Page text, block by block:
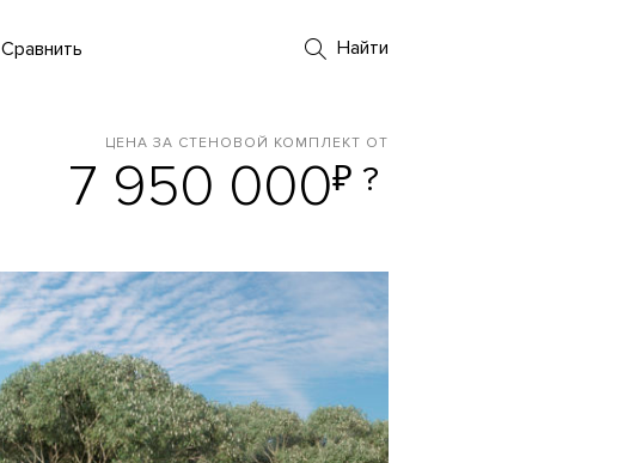
Сравнить Найти
ЦЕНА ЗА СТЕНОВОЙ КОМПЛЕКТ ОТ
7 950 000₽ ?